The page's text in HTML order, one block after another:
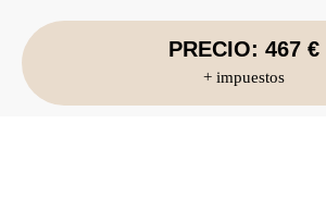
PRECIO: 467 €
+ impuestos